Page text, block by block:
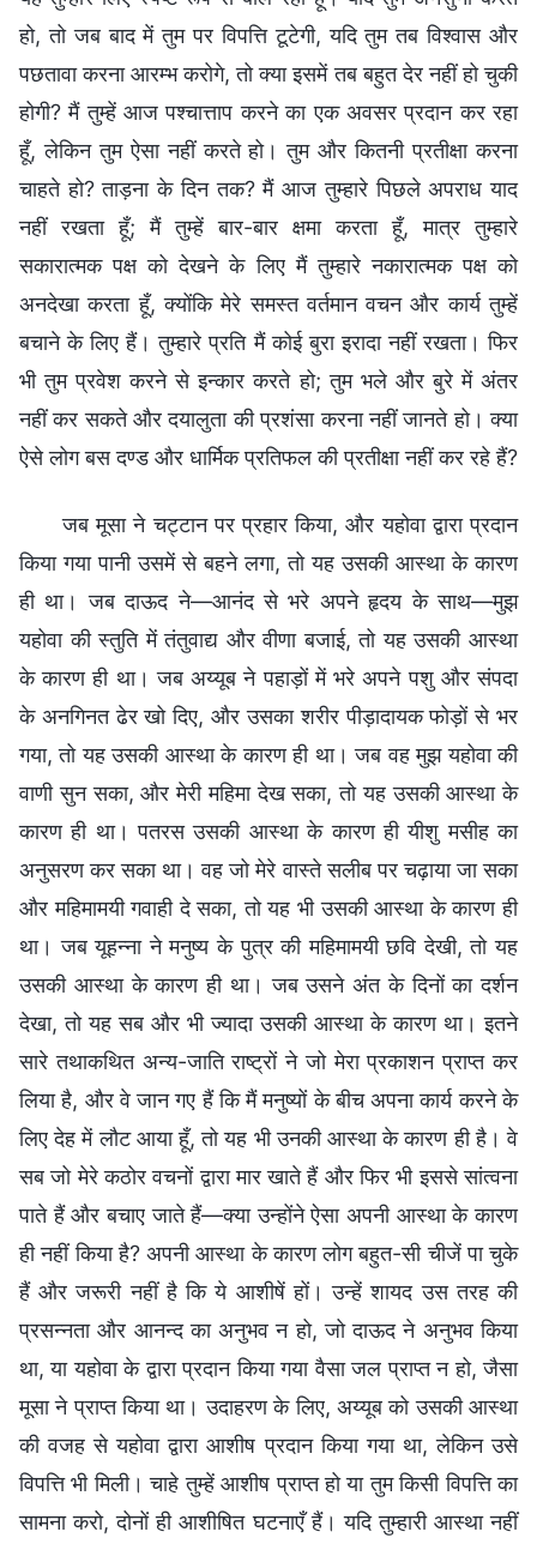
हो, तो जब बाद में तुम पर विपत्ति टूटेगी, यदि तुम तब विश्वास और
पछतावा करना आरम्भ करोगे, तो क्या इसमें तब बहुत देर नहीं हो चुकी
होगी? मैं तुम्हें आज पश्चात्ताप करने का एक अवसर प्रदान कर रहा
हूँ, लेकिन तुम ऐसा नहीं करते हो। तुम और कितनी प्रतीक्षा करना
चाहते हो? ताड़ना के दिन तक? मैं आज तुम्हारे पिछले अपराध याद
नहीं रखता हूँ; मैं तुम्हें बार-बार क्षमा करता हूँ, मात्र तुम्हारे
सकारात्मक पक्ष को देखने के लिए मैं तुम्हारे नकारात्मक पक्ष को
अनदेखा करता हूँ, क्योंकि मेरे समस्त वर्तमान वचन और कार्य तुम्हें
बचाने के लिए हैं। तुम्हारे प्रति मैं कोई बुरा इरादा नहीं रखता। फिर
भी तुम प्रवेश करने से इन्कार करते हो; तुम भले और बुरे में अंतर
नहीं कर सकते और दयालुता की प्रशंसा करना नहीं जानते हो। क्या
ऐसे लोग बस दण्ड और धार्मिक प्रतिफल की प्रतीक्षा नहीं कर रहे हैं?
जब मूसा ने चट्टान पर प्रहार किया, और यहोवा द्वारा प्रदान
किया गया पानी उसमें से बहने लगा, तो यह उसकी आस्था के कारण
ही था। जब दाऊद ने—आनंद से भरे अपने हृदय के साथ—मुझ
यहोवा की स्तुति में तंतुवाद्य और वीणा बजाई, तो यह उसकी आस्था
के कारण ही था। जब अय्यूब ने पहाड़ों में भरे अपने पशु और संपदा
के अनगिनत ढेर खो दिए, और उसका शरीर पीड़ादायक फोड़ों से भर
गया, तो यह उसकी आस्था के कारण ही था। जब वह मुझ यहोवा की
वाणी सुन सका, और मेरी महिमा देख सका, तो यह उसकी आस्था के
कारण ही था। पतरस उसकी आस्था के कारण ही यीशु मसीह का
अनुसरण कर सका था। वह जो मेरे वास्ते सलीब पर चढ़ाया जा सका
और महिमामयी गवाही दे सका, तो यह भी उसकी आस्था के कारण ही
था। जब यूहन्ना ने मनुष्य के पुत्र की महिमामयी छवि देखी, तो यह
उसकी आस्था के कारण ही था। जब उसने अंत के दिनों का दर्शन
देखा, तो यह सब और भी ज्यादा उसकी आस्था के कारण था। इतने
सारे तथाकथित अन्य-जाति राष्ट्रों ने जो मेरा प्रकाशन प्राप्त कर
लिया है, और वे जान गए हैं कि मैं मनुष्यों के बीच अपना कार्य करने के
लिए देह में लौट आया हूँ, तो यह भी उनकी आस्था के कारण ही है। वे
सब जो मेरे कठोर वचनों द्वारा मार खाते हैं और फिर भी इससे सांत्वना
पाते हैं और बचाए जाते हैं—क्या उन्होंने ऐसा अपनी आस्था के कारण
ही नहीं किया है? अपनी आस्था के कारण लोग बहुत-सी चीजें पा चुके
हैं और जरूरी नहीं है कि ये आशीषें हों। उन्हें शायद उस तरह की
प्रसन्नता और आनन्द का अनुभव न हो, जो दाऊद ने अनुभव किया
था, या यहोवा के द्वारा प्रदान किया गया वैसा जल प्राप्त न हो, जैसा
मूसा ने प्राप्त किया था। उदाहरण के लिए, अय्यूब को उसकी आस्था
की वजह से यहोवा द्वारा आशीष प्रदान किया गया था, लेकिन उसे
विपत्ति भी मिली। चाहे तुम्हें आशीष प्राप्त हो या तुम किसी विपत्ति का
सामना करो, दोनों ही आशीषित घटनाएँ हैं। यदि तुम्हारी आस्था नहीं